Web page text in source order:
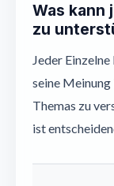
Was kann
zu
Jeder
seine
Themas zu
ist